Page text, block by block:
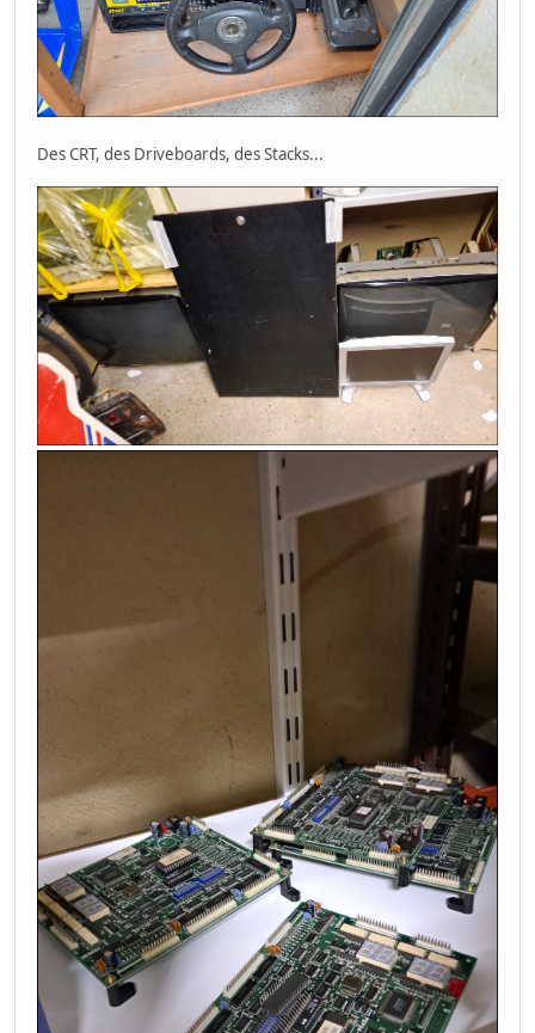
Des CRT, des Driveboards, des Stacks...